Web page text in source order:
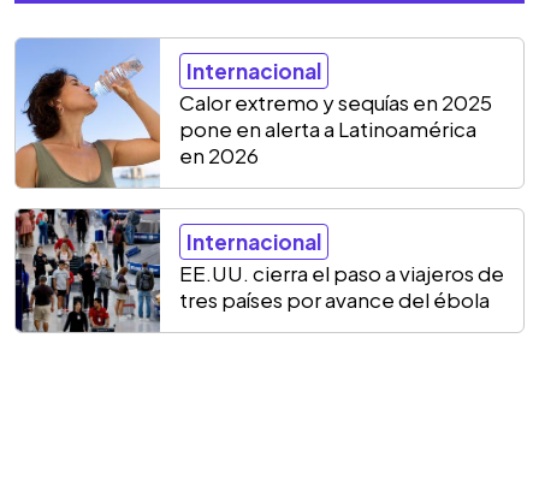
Internacional
Calor extremo y sequías en 2025
pone en alerta a Latinoamérica
en 2026
Internacional
EE.UU. cierra el paso a viajeros de
tres países por avance del ébola